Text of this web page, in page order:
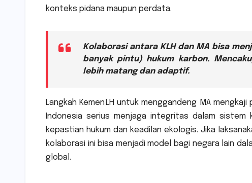
konteks pidana maupun perdata.
Kolaborasi antara KLH dan MA bisa
banyak pintu) hukum karbon.
lebih matang dan adaptif.
Langkah Kemen LH untuk menggandeng MA
Indonesia serius menjaga integritas dalam sistem
kepastian hukum dan keadilan ekologis. Jika
kolaborasi ini bisa menjadi model bagi negara lain
global.